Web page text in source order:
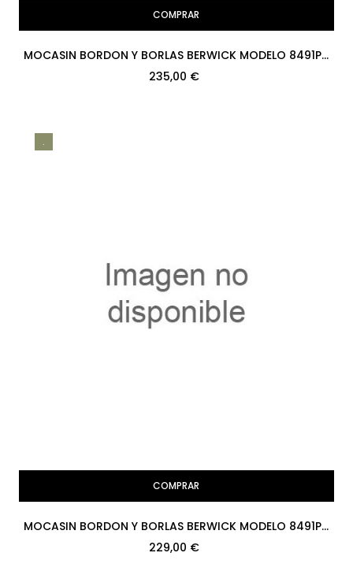
COMPRAR
MOCASIN BORDON Y BORLAS BERWICK MODELO 8491PR
H08 NEW VINTAGE 02080...
235,00 €
.
COMPRAR
MOCASIN BORDON Y BORLAS BERWICK MODELO 8491PR
H08 ROIS BURDEOS DAINITE
229,00 €